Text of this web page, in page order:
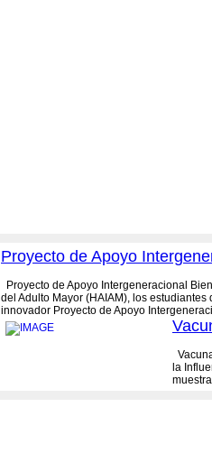
Proyecto de Apoyo
Proyecto de Apoyo Intergeneracional
del Adulto Mayor (HAIAM), los
innovador Proyecto de Apoyo
la